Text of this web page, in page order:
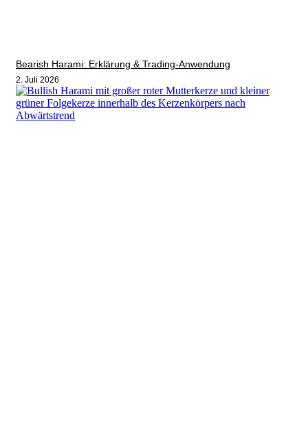
Bearish Harami: Erklärung & Trading-Anwendung
2. Juli 2026